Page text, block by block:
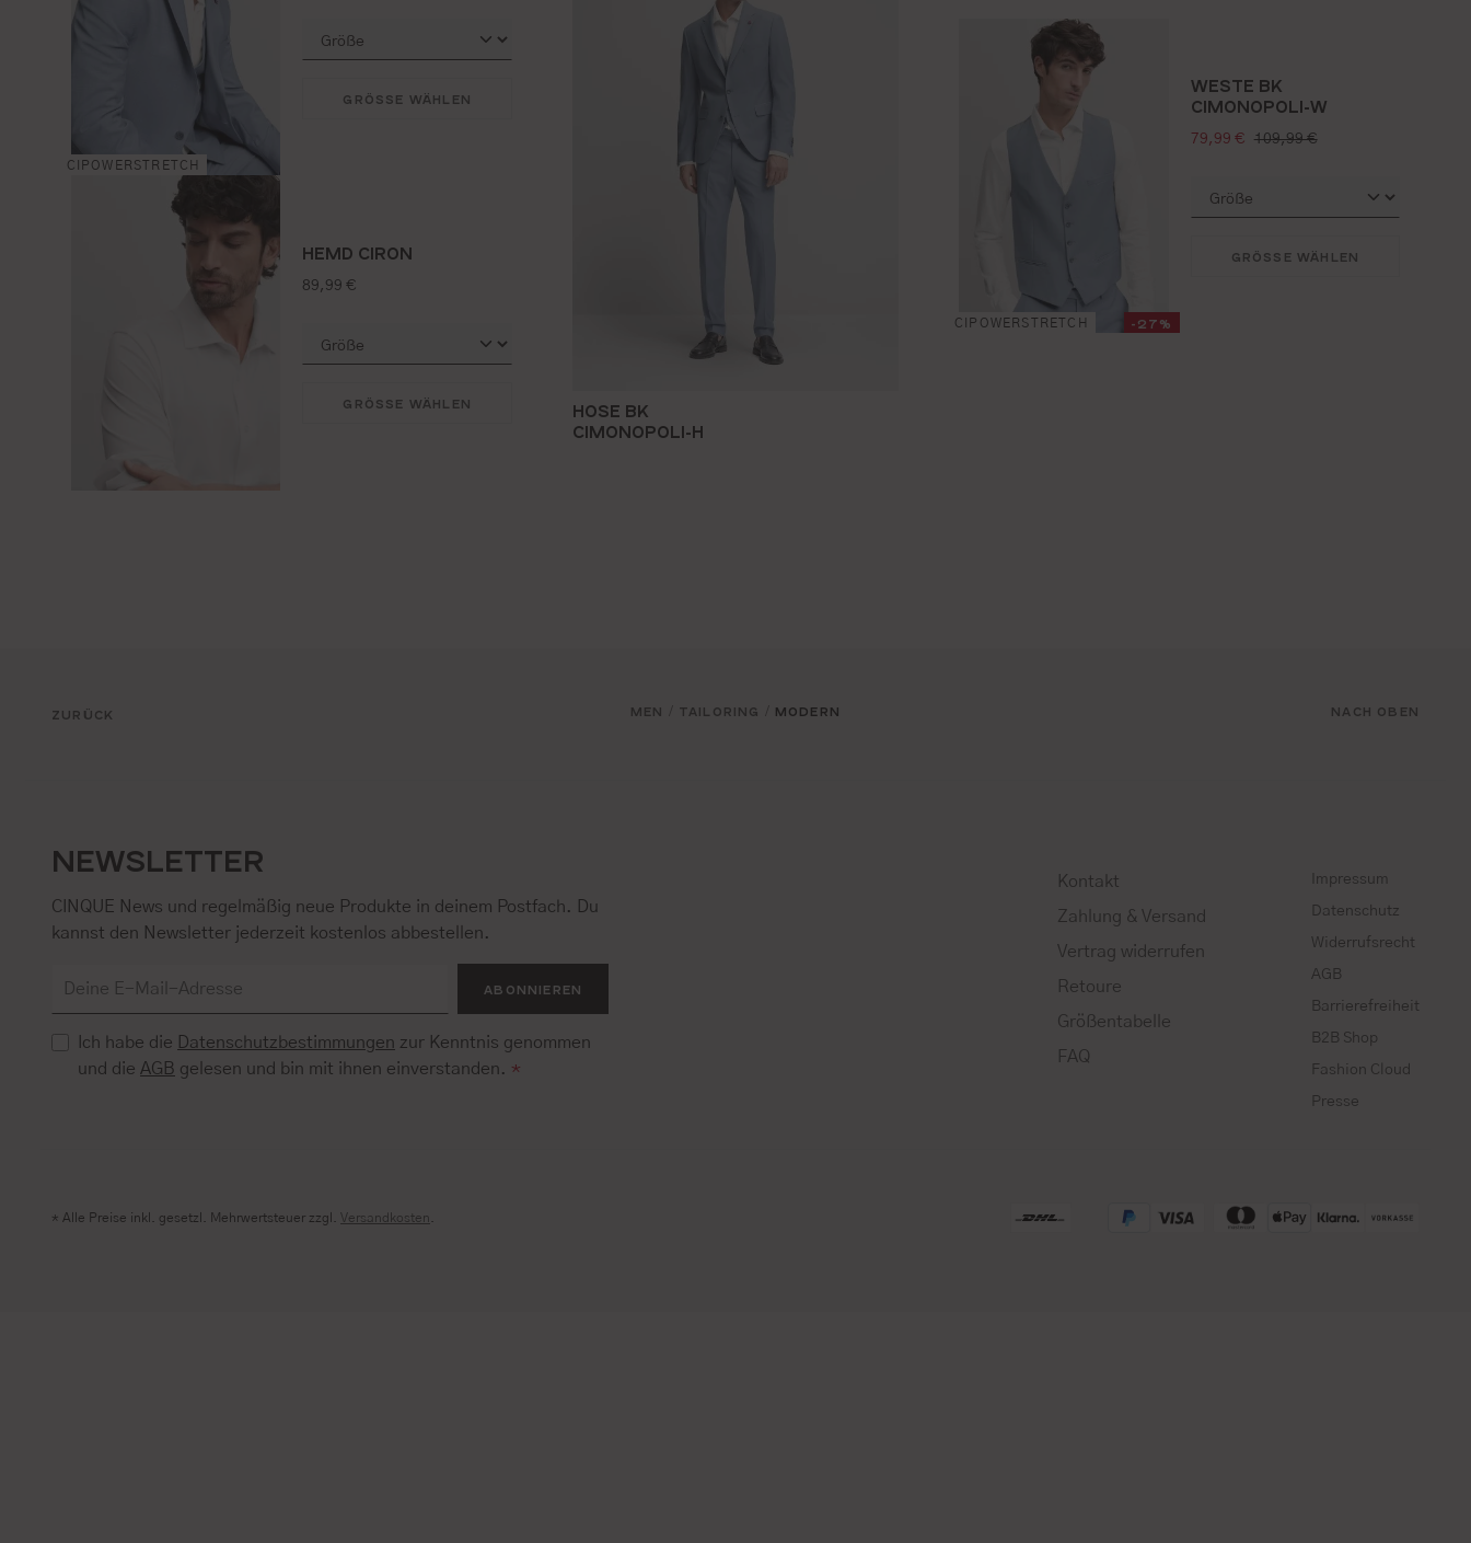
HOSE BK
CIMONOPOLI-H
CIPOWERSTRETCH
GRÖSSE WÄHLEN
HEMD CIRON
regulärer preis:
89,99 €
GRÖSSE WÄHLEN
CIPOWERSTRETCH -27%
WESTE BK
CIMONOPOLI-W
verkaufspreis:
79,99 € regulärer preis:
109,99 €
GRÖSSE WÄHLEN
ZURÜCK MEN TAILORING MODERN NACH OBEN
NEWSLETTER
CINQUE News und regelmäßig neue Produkte in deinem Postfach. Du
kannst den Newsletter jederzeit kostenlos abbestellen.
ABONNIEREN
Ich habe die Datenschutzbestimmungen zur Kenntnis genommen
und die AGB gelesen und bin mit ihnen einverstanden. *
Kontakt
Zahlung & Versand
Vertrag widerrufen
Retoure
Größentabelle
FAQ
Impressum
Datenschutz
Widerrufsrecht
AGB
Barrierefreiheit
B2B Shop
Fashion Cloud
Presse
* Alle Preise inkl. gesetzl. Mehrwertsteuer zzgl.Versandkosten